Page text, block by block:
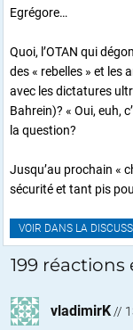
Egrégore…
Quoi, l’OTAN qui
des « rebelles » et les
avec les dictatures
Bahrein)? « Oui, euh,
la question?
Jusqu’au prochain «
sécurité et tant pis
VOIR DANS LA
199
vladimirK//